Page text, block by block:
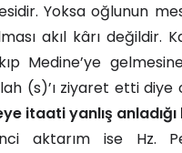
Yoksa oğlunun
akıl kârı değildir.
Medine’ye
(s)’ı ziyaret etti
itaati yanlış
aktarım ise Hz.